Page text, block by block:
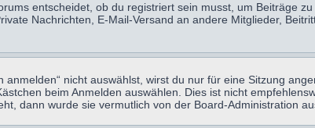
entscheidet, ob du registriert sein musst, um Beiträge
Nachrichten, E-Mail-Versand an andere Mitglieder,
nicht auswählst, wirst du nur für eine Sitzung
beim Anmelden auswählen. Dies ist nicht
dann wurde sie vermutlich von der Board-Administration